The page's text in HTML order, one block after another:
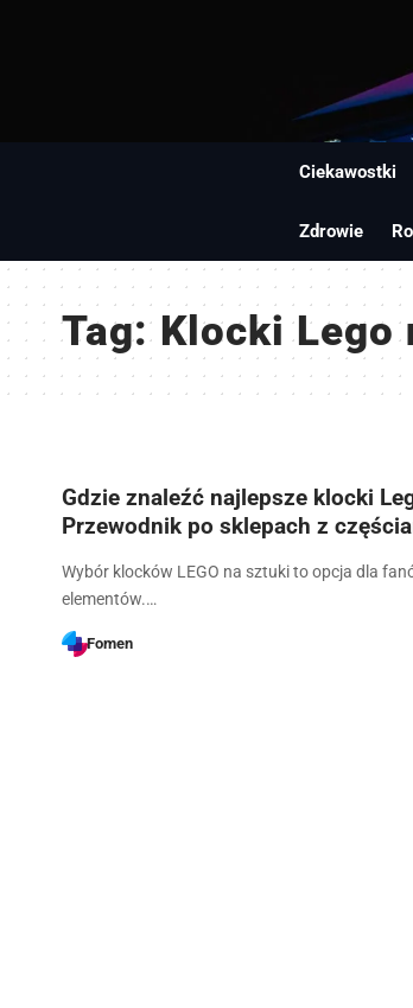
Ciekawostki
Zdrowie
Tag:Klocki Lego
Gdzie znaleźć najlepsze klocki
Przewodnik po sklepach z
Wybór klocków LEGO na sztuki to opcja dla
elementów.…
Fomen